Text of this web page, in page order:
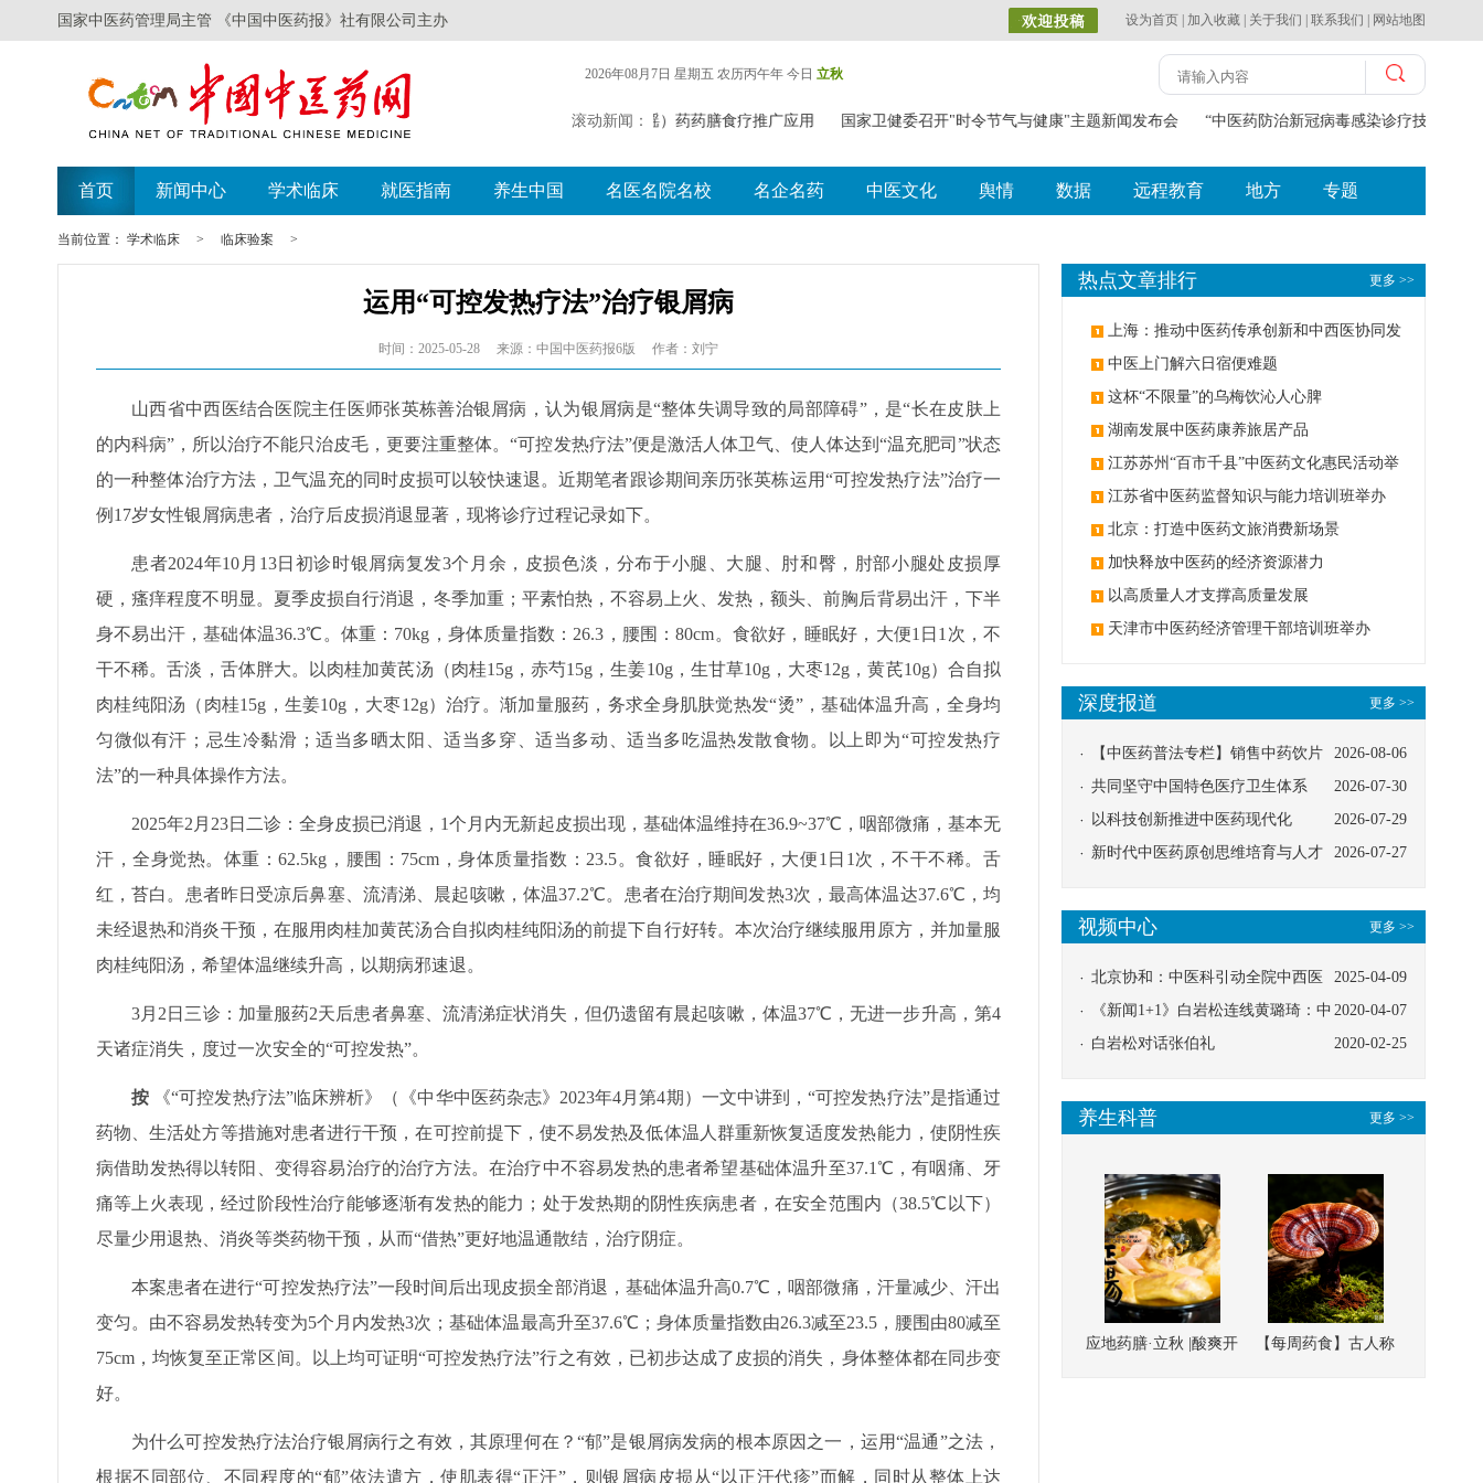
国家中医药管理局主管 《中国中医药报》社有限公司主办 设为首页 加入收藏 关于我们 联系我们 网站地图
2026年08月7日 星期五 农历丙午年 今日 立秋
滚动新闻：
遗失声明 广西举办比赛探索中（壮瑶）药药膳食疗推广应用 国家卫健委召开"时令节气与健康"主题新闻发布会 “中医药防治新冠病毒感染诊疗技术体
首页 新闻中心 学术临床 就医指南 养生中国 名医名院名校 名企名药 中医文化 舆情 数据 远程教育 地方 专题
当前位置： 学术临床 > 临床验案 >
运用“可控发热疗法”治疗银屑病
时间：2025-05-28 来源：中国中医药报6版 作者：刘宁
山西省中西医结合医院主任医师张英栋善治银屑病，认为银屑病是“整体失调导致的局部障碍”，是“长在皮肤上
的内科病”，所以治疗不能只治皮毛，更要注重整体。“可控发热疗法”便是激活人体卫气、使人体达到“温充肥司”状态
的一种整体治疗方法，卫气温充的同时皮损可以较快速退。近期笔者跟诊期间亲历张英栋运用“可控发热疗法”治疗一
例17岁女性银屑病患者，治疗后皮损消退显著，现将诊疗过程记录如下。
患者2024年10月13日初诊时银屑病复发3个月余，皮损色淡，分布于小腿、大腿、肘和臀，肘部小腿处皮损厚
硬，瘙痒程度不明显。夏季皮损自行消退，冬季加重；平素怕热，不容易上火、发热，额头、前胸后背易出汗，下半
身不易出汗，基础体温36.3℃。体重：70kg，身体质量指数：26.3，腰围：80cm。食欲好，睡眠好，大便1日1次，不
干不稀。舌淡，舌体胖大。以肉桂加黄芪汤（肉桂15g，赤芍15g，生姜10g，生甘草10g，大枣12g，黄芪10g）合自拟
肉桂纯阳汤（肉桂15g，生姜10g，大枣12g）治疗。渐加量服药，务求全身肌肤觉热发“烫”，基础体温升高，全身均
匀微似有汗；忌生冷黏滑；适当多晒太阳、适当多穿、适当多动、适当多吃温热发散食物。以上即为“可控发热疗
法”的一种具体操作方法。
2025年2月23日二诊：全身皮损已消退，1个月内无新起皮损出现，基础体温维持在36.9~37℃，咽部微痛，基本无
汗，全身觉热。体重：62.5kg，腰围：75cm，身体质量指数：23.5。食欲好，睡眠好，大便1日1次，不干不稀。舌
红，苔白。患者昨日受凉后鼻塞、流清涕、晨起咳嗽，体温37.2℃。患者在治疗期间发热3次，最高体温达37.6℃，均
未经退热和消炎干预，在服用肉桂加黄芪汤合自拟肉桂纯阳汤的前提下自行好转。本次治疗继续服用原方，并加量服
肉桂纯阳汤，希望体温继续升高，以期病邪速退。
3月2日三诊：加量服药2天后患者鼻塞、流清涕症状消失，但仍遗留有晨起咳嗽，体温37℃，无进一步升高，第4
天诸症消失，度过一次安全的“可控发热”。
按 《“可控发热疗法”临床辨析》（《中华中医药杂志》2023年4月第4期）一文中讲到，“可控发热疗法”是指通过
药物、生活处方等措施对患者进行干预，在可控前提下，使不易发热及低体温人群重新恢复适度发热能力，使阴性疾
病借助发热得以转阳、变得容易治疗的治疗方法。在治疗中不容易发热的患者希望基础体温升至37.1℃，有咽痛、牙
痛等上火表现，经过阶段性治疗能够逐渐有发热的能力；处于发热期的阴性疾病患者，在安全范围内（38.5℃以下）
尽量少用退热、消炎等类药物干预，从而“借热”更好地温通散结，治疗阴症。
本案患者在进行“可控发热疗法”一段时间后出现皮损全部消退，基础体温升高0.7℃，咽部微痛，汗量减少、汗出
变匀。由不容易发热转变为5个月内发热3次；基础体温最高升至37.6℃；身体质量指数由26.3减至23.5，腰围由80减至
75cm，均恢复至正常区间。以上均可证明“可控发热疗法”行之有效，已初步达成了皮损的消失，身体整体都在同步变
好。
为什么可控发热疗法治疗银屑病行之有效，其原理何在？“郁”是银屑病发病的根本原因之一，运用“温通”之法，
根据不同部位、不同程度的“郁”依法遣方，使肌表得“正汗”，则银屑病皮损从“以正汗代疹”而解，同时从整体上达
更多 >>
热点文章排行
上海：推动中医药传承创新和中西医协同发
展 中医上门解六日宿便难题
这杯“不限量”的乌梅饮沁人心脾
湖南发展中医药康养旅居产品
江苏苏州“百市千县”中医药文化惠民活动举
办 江苏省中医药监督知识与能力培训班举办
北京：打造中医药文旅消费新场景
加快释放中医药的经济资源潜力
以高质量人才支撑高质量发展
天津市中医药经济管理干部培训班举办
更多 >>
深度报道
2026-08-06
【中医药普法专栏】销售中药饮片
应告知煎服方法及注意事项
2026-07-30
共同坚守中国特色医疗卫生体系
2026-07-29
以科技创新推进中医药现代化
2026-07-27
新时代中医药原创思维培育与人才
更多 >>
视频中心
2025-04-09
北京协和：中医科引动全院中西医
协同
2020-04-07
《新闻1+1》白岩松连线黄璐琦：中
医救治的临床效果
2020-02-25
白岩松对话张伯礼
更多 >>
养生科普
应地药膳·立秋 |酸爽开
【每周药食】古人称